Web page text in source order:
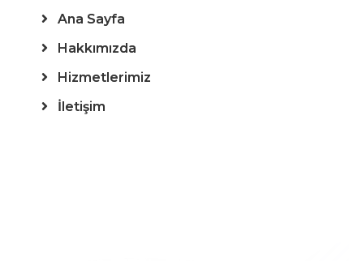
Ana Sayfa
Hakkımızda
Hizmetlerimiz
İletişim